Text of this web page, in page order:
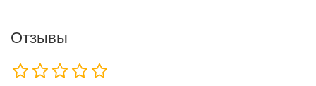
Отзывы